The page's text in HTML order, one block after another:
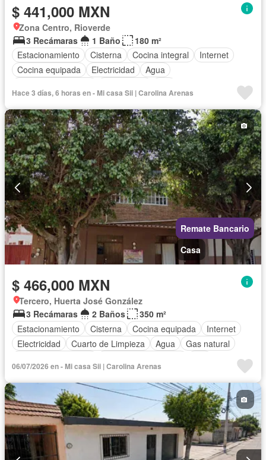
$ 441,000 MXN
Zona Centro, Rioverde
3 Recámaras
1 Baño
180 m²
Estacionamiento
Cisterna Cocina integral
Internet
Cocina equipada
Electricidad
Agua
Recámara con closet
Permite mascotas
Permite niños
Parcialmente amueblado
Hace 3 días, 6 horas en - Mi casa Sii | Carolina Arenas
Remate Bancario
Casa
$ 466,000 MXN
Tercero, Huerta José González
3 Recámaras
2 Baños
350 m²
Estacionamiento
Cisterna Cocina equipada
Internet
Electricidad
Cuarto de Limpieza Agua
Gas natural
Permite niños
Permite mascotas
Parcialmente amueblado
06/07/2026 en - Mi casa Sii | Carolina Arenas